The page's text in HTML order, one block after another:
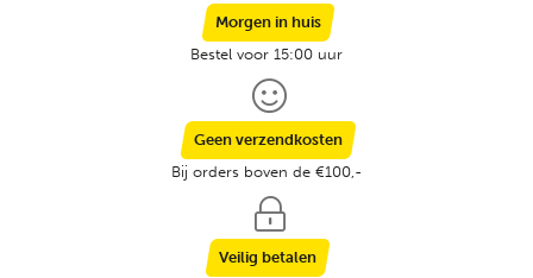
Morgen in huis
Bestel voor 15:00 uur
Geen verzendkosten
Bij orders boven de €100,-
Veilig betalen